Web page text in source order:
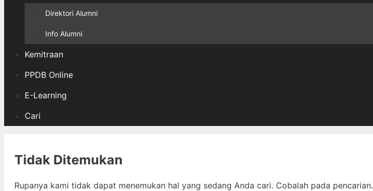
Direktori Alumni
Info Alumni
Kemitraan
PPDB Online
E-Learning
Cari
Tidak Ditemukan
Rupanya kami tidak dapat menemukan hal yang sedang Anda cari. Cobalah pada pencarian.